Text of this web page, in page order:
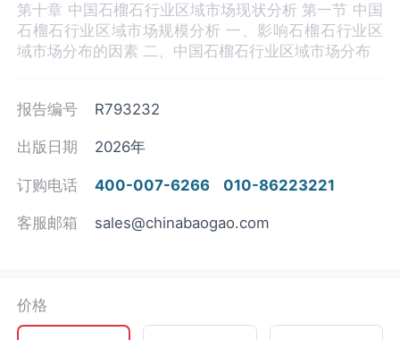
第十章 中国石榴石‌‌‌行业区域市场现状分析 第一节 中国
石榴石行业区域市场规模分析 一、影响石榴石‌‌‌行业区
域市场分布的因素 二、中国石榴石‌‌‌行业区域市场分布
报告编号 R793232
出版日期 2026年
订购电话 400-007-6266 010-86223221
客服邮箱 sales@chinabaogao.com
价格